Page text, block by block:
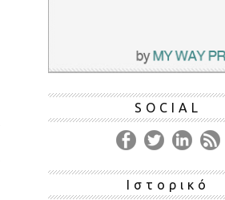
SOCIAL
Ιστορικό